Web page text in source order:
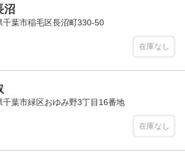
沼
葉市稲毛区長沼町330-50
在庫なし
葉市緑区おゆみ野3丁目16番地
在庫なし